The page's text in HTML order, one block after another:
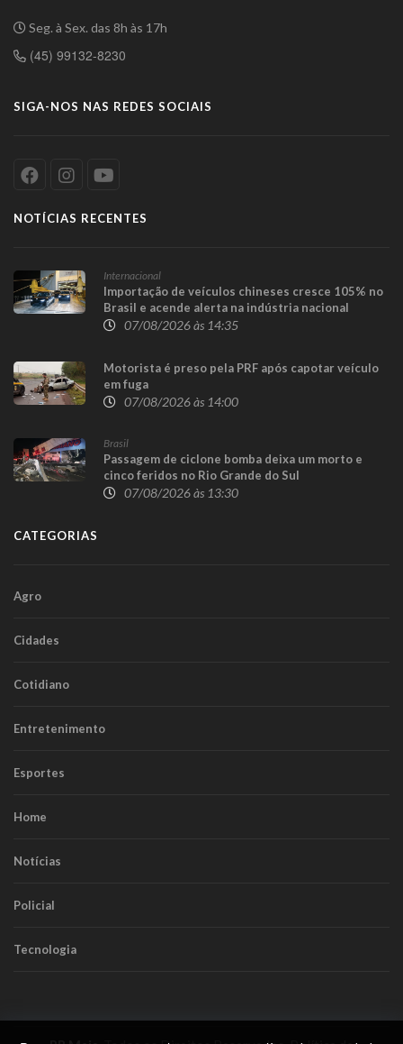
Seg. à Sex. das 8h às 17h
(45) 99132-8230
SIGA-NOS NAS REDES SOCIAIS
NOTÍCIAS RECENTES
Internacional
Importação de veículos chineses cresce 105% no
Brasil e acende alerta na indústria nacional
07/08/2026 às 14:35
Motorista é preso pela PRF após capotar veículo
em fuga
07/08/2026 às 14:00
Brasil
Passagem de ciclone bomba deixa um morto e
cinco feridos no Rio Grande do Sul
07/08/2026 às 13:30
CATEGORIAS
Agro
Cidades
Cotidiano
Entretenimento
Esportes
Home
Notícias
Policial
Tecnologia